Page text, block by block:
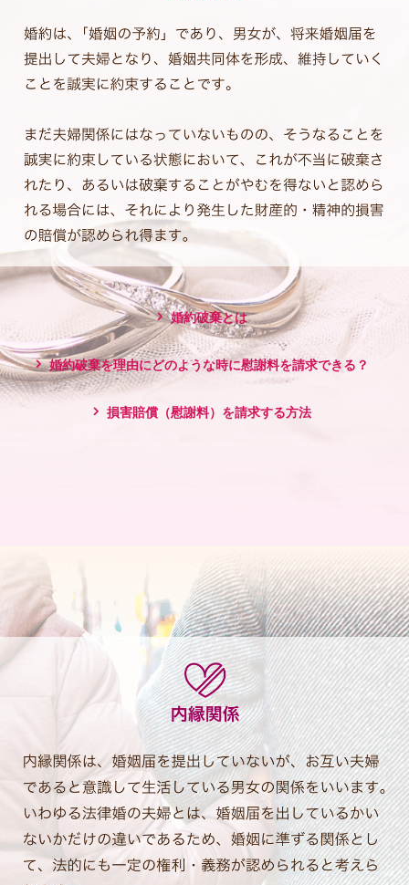
婚約破棄とは
婚約破棄を理由にどのような時に慰謝料を請求できる？
損害賠償（慰謝料）を請求する方法